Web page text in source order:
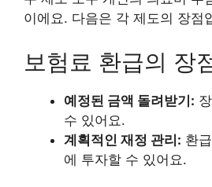
이에요. 다음은 각 제도의 장점
보험료 환급의 장
예정된 금액 돌려받기:
수 있어요.
계획적인 재정 관리: 환
에 투자할 수 있어요.